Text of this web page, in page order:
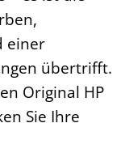
einer
übertrifft.
Original HP
Sie Ihre